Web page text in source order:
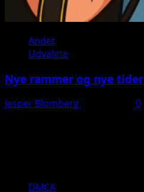
Andet
Udvalgte
Nye rammer og nye tider
Jesper Blomberg
0
DMCA